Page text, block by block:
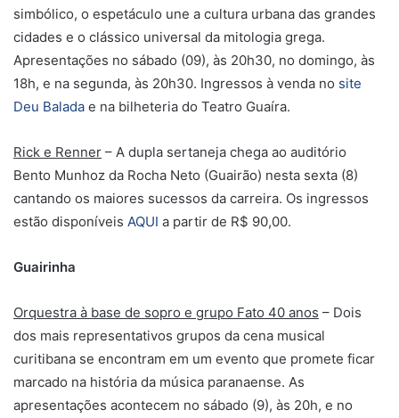
simbólico, o espetáculo une a cultura urbana das grandes
cidades e o clássico universal da mitologia grega.
Apresentações no sábado (09), às 20h30, no domingo, às
18h, e na segunda, às 20h30. Ingressos à venda no site
Deu Balada e na bilheteria do Teatro Guaíra.
Rick e Renner – A dupla sertaneja chega ao auditório
Bento Munhoz da Rocha Neto (Guairão) nesta sexta (8)
cantando os maiores sucessos da carreira. Os ingressos
estão disponíveis AQUI a partir de R$ 90,00.
Guairinha
Orquestra à base de sopro e grupo Fato 40 anos – Dois
dos mais representativos grupos da cena musical
curitibana se encontram em um evento que promete ficar
marcado na história da música paranaense. As
apresentações acontecem no sábado (9), às 20h, e no